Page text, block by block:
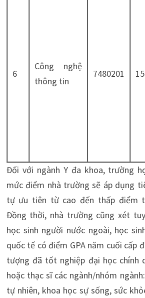
6
Công nghệ
thông tin
7480201 15
Đối với ngành Y đa khoa, trường
mức điểm nhà trường sẽ áp dụng
tự ưu tiên từ cao đến thấp điểm
Đồng thời, nhà trường cũng xét
học sinh người nước ngoài, học
quốc tế có điểm GPA năm cuối cấp
tượng đã tốt nghiệp đại học chính
hoặc thạc sĩ các ngành/nhóm
tự nhiên, khoa học sự sống, sức